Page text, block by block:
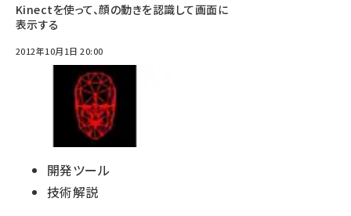
Kinectを使って、顔の動きを認識して画面に
表示する
2012年10月1日 20:00
開発ツール
技術解説